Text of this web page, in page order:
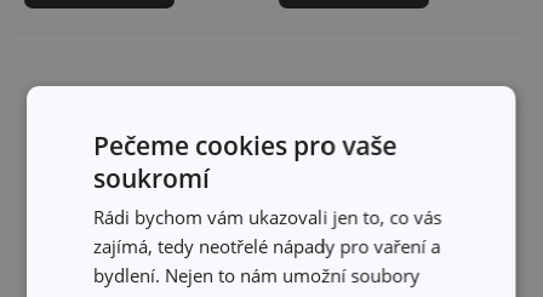
Pečeme cookies pro vaše
soukromí
Rádi bychom vám ukazovali jen to, co vás
zajímá, tedy neotřelé nápady pro vaření a
bydlení. Nejen to nám umožní soubory